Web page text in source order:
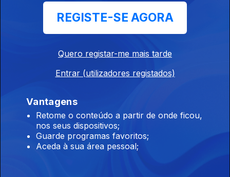
17 jul. 2026
Edição | Saes Furtado
15 jul. 2026
REGISTE-SE AGORA
Quero registar-me mais tarde
Entrar (utilizadores registados)
Vantagens
Retome o conteúdo a partir de onde ficou,
nos seus dispositivos;
Guarde programas favoritos;
Aceda à sua área pessoal;